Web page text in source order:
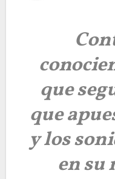
que
que
y los
en su